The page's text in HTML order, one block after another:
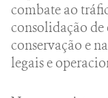
combate ao
consolidação de
conservação e
legais e